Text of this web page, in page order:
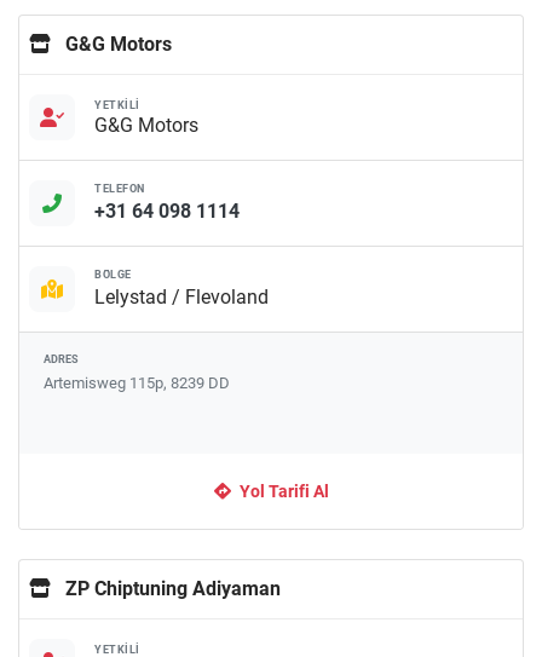
G&G Motors
YETKILI
G&G Motors
TELEFON
+31 64 098 1114
BÖLGE
Lelystad / Flevoland
ADRES
Artemisweg 115p, 8239 DD
Yol Tarifi Al
ZP Chiptuning Adiyaman
YETKILI